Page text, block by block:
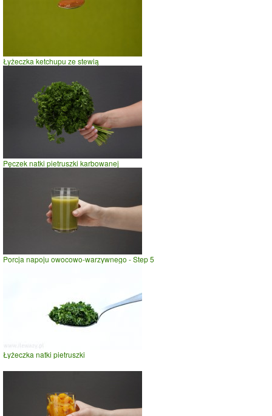
Łyżeczka ketchupu ze stewią
Pęczek natki pietruszki karbowanej
Porcja napoju owocowo-warzywnego - Step 5
Łyżeczka natki pietruszki